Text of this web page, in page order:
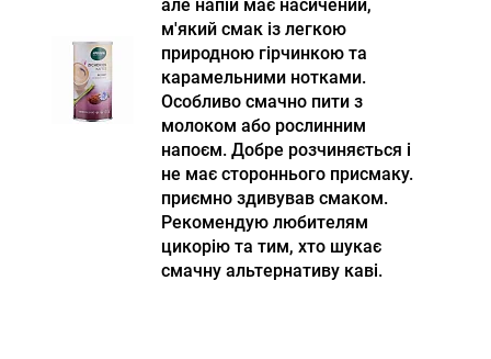
але напій має насичений,
м'який смак із легкою
природною гірчинкою та
карамельними нотками.
Особливо смачно пити з
молоком або рослинним
напоєм. Добре розчиняється і
не має стороннього присмаку.
приємно здивував смаком.
Рекомендую любителям
цикорію та тим, хто шукає
смачну альтернативу каві.